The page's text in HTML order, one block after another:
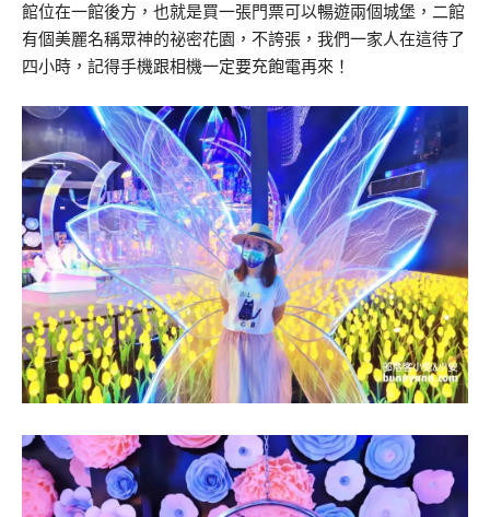
館位在一館後方，也就是買一張門票可以暢遊兩個城堡，二館
有個美麗名稱眾神的祕密花園，不誇張，我們一家人在這待了
四小時，記得手機跟相機一定要充飽電再來！